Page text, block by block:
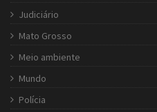
Judiciário
Mato Grosso
Meio ambiente
Mundo
Polícia